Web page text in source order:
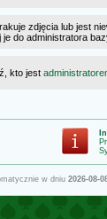
zdjęcia lub jest
je do administratora
kto jest
w dniu 2026-08-